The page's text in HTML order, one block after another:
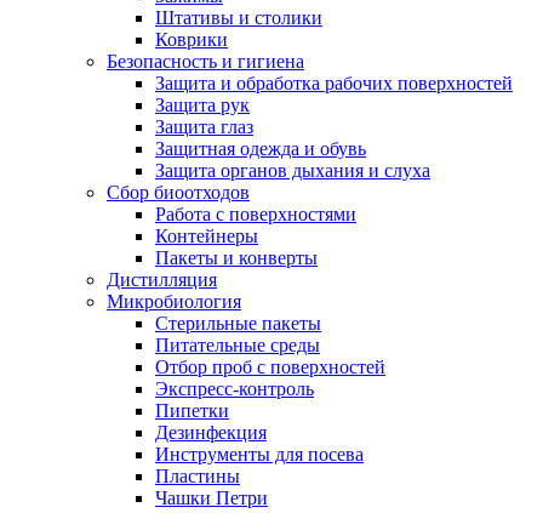
Штативы и столики
Коврики
Безопасность и гигиена
Защита и обработка рабочих поверхностей
Защита рук
Защита глаз
Защитная одежда и обувь
Защита органов дыхания и слуха
Сбор биоотходов
Работа с поверхностями
Контейнеры
Пакеты и конверты
Дистилляция
Микробиология
Стерильные пакеты
Питательные среды
Отбор проб с поверхностей
Экспресс-контроль
Пипетки
Дезинфекция
Инструменты для посева
Пластины
Чашки Петри